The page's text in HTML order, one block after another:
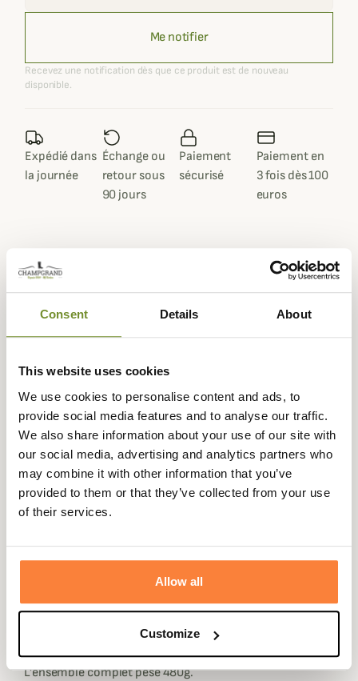
Consent Details About
This website uses cookies
We use cookies to personalise content and ads, to
provide social media features and to analyse our traffic.
We also share information about your use of our site with
our social media, advertising and analytics partners who
may combine it with other information that you’ve
provided to them or that they’ve collected from your use
of their services.
Allow all
Customize
Me notifier
Recevez une notification dès que ce produit est de nouveau
disponible.
Expédié dans
la journée
Échange ou
retour sous
90 jours
Paiement
sécurisé
Paiement en
3 fois dès 100
euros
Description
devenu la référence des ensembles de chasse à
l'ensemble de vêtements le plus silencieux sur le marché.
L'ensemble 3D Sneaky est principalement destiné à servir
de camouflage aux chasseurs pour se fondre dans la
nature. Il a été développé pour les chasseurs actifs, mais
également les ornithologues et les photographes qui
le trouveront certainement très utile lors de l'étude des
Le motif de camouflage Innovation propre à Deerhunter
a été développé pour fournir un camouflage maximal et
été conçu en utilisant un matériau très souple pour une
grande liberté de mouvement sans être gêner.
L'ensemble complet pèse 480g.